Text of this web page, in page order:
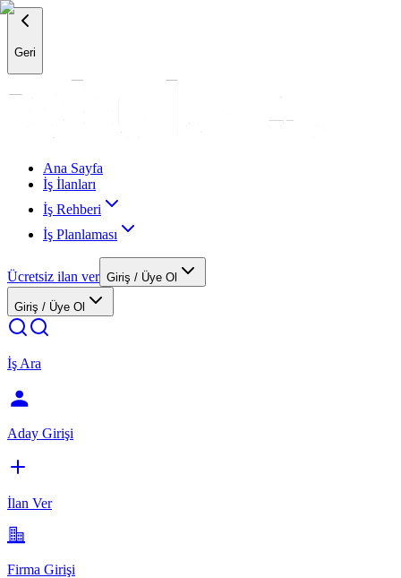
Geri
Ana Sayfa
İş İlanları
İş Rehberi
İş Planlaması
Ücretsiz ilan ver Giriş / Üye Ol
Giriş / Üye Ol
İş Ara
Aday Girişi
İlan Ver
Firma Girişi